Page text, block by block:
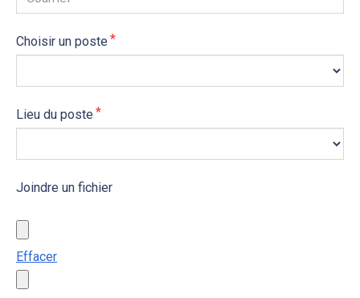
Choisir un poste
Lieu du poste
Joindre un fichier
Effacer